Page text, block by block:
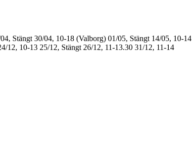
Stängt 30/04, 10-18 (Valborg) 01/05, Stängt 14/05, 10-14
12, 10-13 25/12, Stängt 26/12, 11-13.30 31/12, 11-14